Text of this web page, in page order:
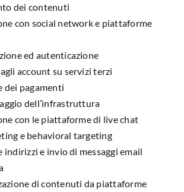
dei contenuti
con social network e piattaforme
ed autenticazione
account su servizi terzi
dei pagamenti
dell’infrastruttura
con le piattaforme di live chat
e behavioral targeting
indirizzi e invio di messaggi email
di contenuti da piattaforme